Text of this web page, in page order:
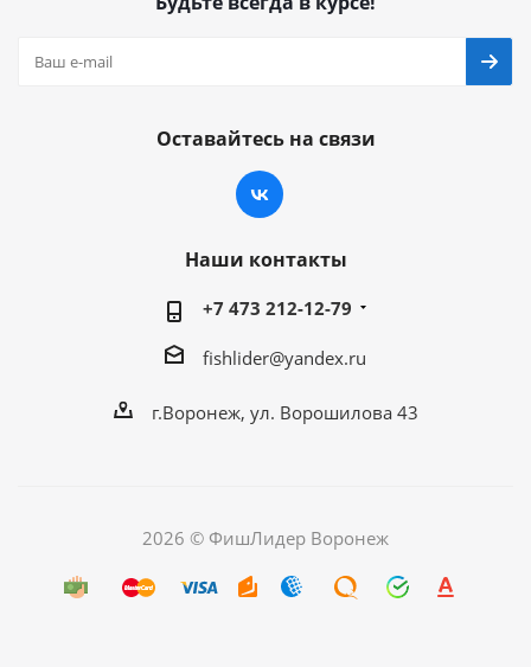
Оставайтесь на связи
Наши контакты
+7 473 212-12-79
fishlider@yandex.ru
г.Воронеж, ул. Ворошилова 43
2026 © ФишЛидер Воронеж